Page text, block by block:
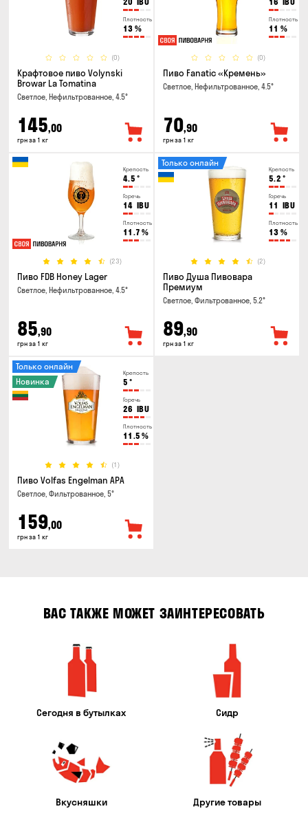
Плотность
13 %
(0)
Крафтовое пиво Volynski
Browar La Tomatina
Светлое, Нефильтрованное, 4.5°
145,00
грн за 1 кг
Плотность
11 %
(0)
Пиво Fanatic «Кремень»
Светлое, Нефильтрованное, 4.5°
70,90
грн за 1 кг
Крепость
4.5 °
Горечь
14 IBU
Плотность
11.7 %
(23)
Пиво FDB Honey Lager
Светлое, Нефильтрованное, 4.5°
85,90
грн за 1 кг
Крепость
5.2 °
Горечь
11 IBU
Плотность
13 %
(2)
Только онлайн
Пиво Душа Пивовара
Премиум
Светлое, Фильтрованное, 5.2°
89,90
грн за 1 кг
Крепость
5 °
Горечь
26 IBU
Плотность
11.5 %
(1)
Только онлайн
Новинка
Пиво Volfas Engelman APA
Светлое, Фильтрованное, 5°
159,00
грн за 1 кг
ВАС ТАКЖЕ МОЖЕТ ЗАИНТЕРЕСОВАТЬ
Сегодня в бутылках Сидр
Вкусняшки Другие товары